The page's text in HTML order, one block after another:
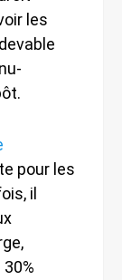
les
pour les
il